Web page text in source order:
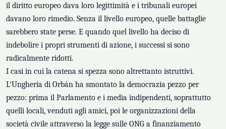
il diritto europeo dava loro legittimità e i tribunali europei
davano loro rimedio. Senza il livello europeo, quelle battaglie
sarebbero state perse. E quando quel livello ha deciso di
indebolire i propri strumenti di azione, i successi si sono
radicalmente ridotti.
I casi in cui la catena si spezza sono altrettanto istruttivi.
L'Ungheria di Orbán ha smontato la democrazia pezzo per
pezzo: prima il Parlamento e i media indipendenti, soprattutto
quelli locali, venduti agli amici, poi le organizzazioni della
società civile attraverso la legge sulle ONG a finanziamento